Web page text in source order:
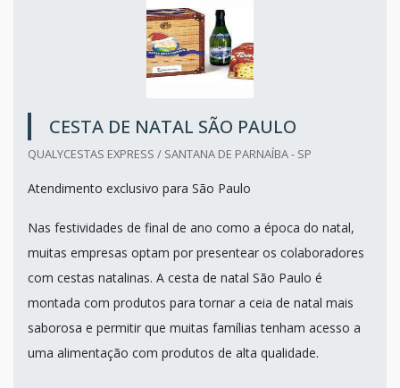
CESTA DE NATAL SÃO PAULO
QUALYCESTAS EXPRESS / SANTANA DE PARNAÍBA - SP
Atendimento exclusivo para São Paulo
Nas festividades de final de ano como a época do natal,
muitas empresas optam por presentear os colaboradores
com cestas natalinas. A cesta de natal São Paulo é
montada com produtos para tornar a ceia de natal mais
saborosa e permitir que muitas famílias tenham acesso a
uma alimentação com produtos de alta qualidade.